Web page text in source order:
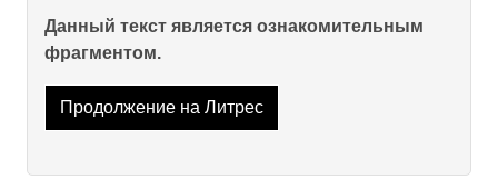
Данный текст является ознакомительным
фрагментом.
Продолжение на Литрес